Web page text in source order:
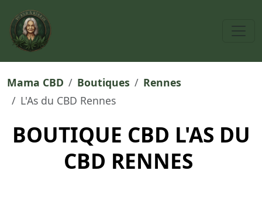
Mama CBD Boutiques
Rennes
L'As du CBD Rennes
BOUTIQUE CBD L'AS DU
CBD RENNES